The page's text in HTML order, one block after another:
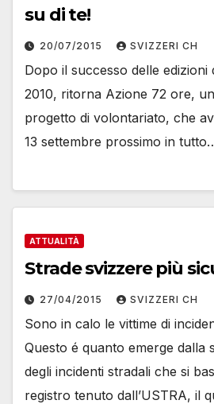
su di te!
20/07/2015 SVIZZERI CH
Dopo il successo delle edizioni
2010, ritorna Azione 72 ore,
progetto di volontariato, che
13 settembre prossimo in
ATTUALITÀ
Strade svizzere più
27/04/2015 SVIZZERI CH
Sono in calo le vittime di
Questo é quanto emerge dalla
degli incidenti stradali che si
registro tenuto dall’USTRA, il